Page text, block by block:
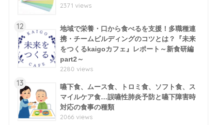
2371 views
12
地域で栄養・口から食べるを支援！多職種連
携・チームビルディングのコツとは？『未来
をつくるkaigoカフェ』レポート～新食研編
part2～
2280 views
13
嚥下食、ムース食、トロミ食、ソフト食、ス
マイルケア食…誤嚥性肺炎予防と嚥下障害時
対応の食事の種類
2066 views